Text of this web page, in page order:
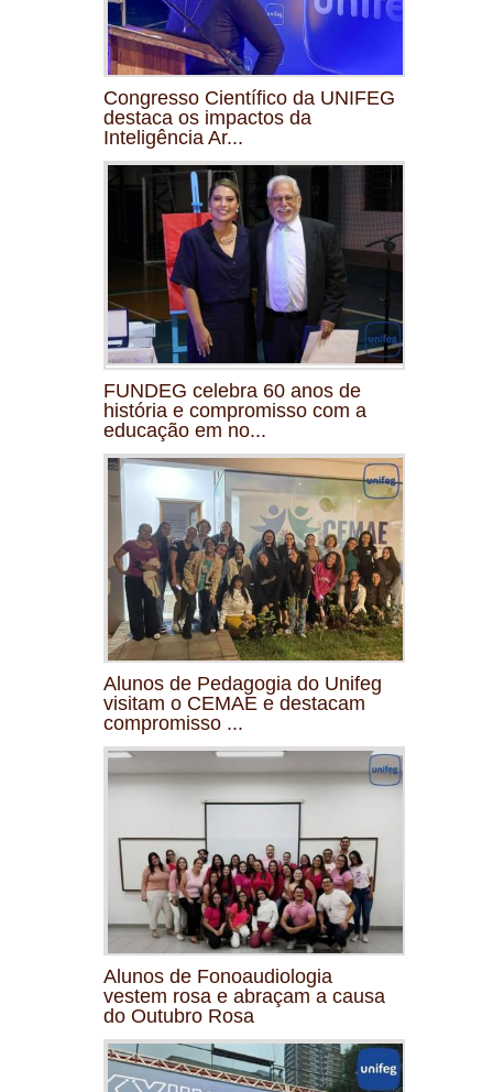
Congresso Científico da UNIFEG
destaca os impactos da
Inteligência Ar...
FUNDEG celebra 60 anos de
história e compromisso com a
educação em no...
Alunos de Pedagogia do Unifeg
visitam o CEMAE e destacam
compromisso ...
Alunos de Fonoaudiologia
vestem rosa e abraçam a causa
do Outubro Rosa